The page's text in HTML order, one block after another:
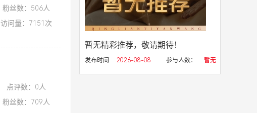
粉丝数：506人
访问量：7151次
点评数：0人
粉丝数：709人
暂无精彩推荐，敬请期待！
发布时间 2026-08-08 参与人数： 暂无